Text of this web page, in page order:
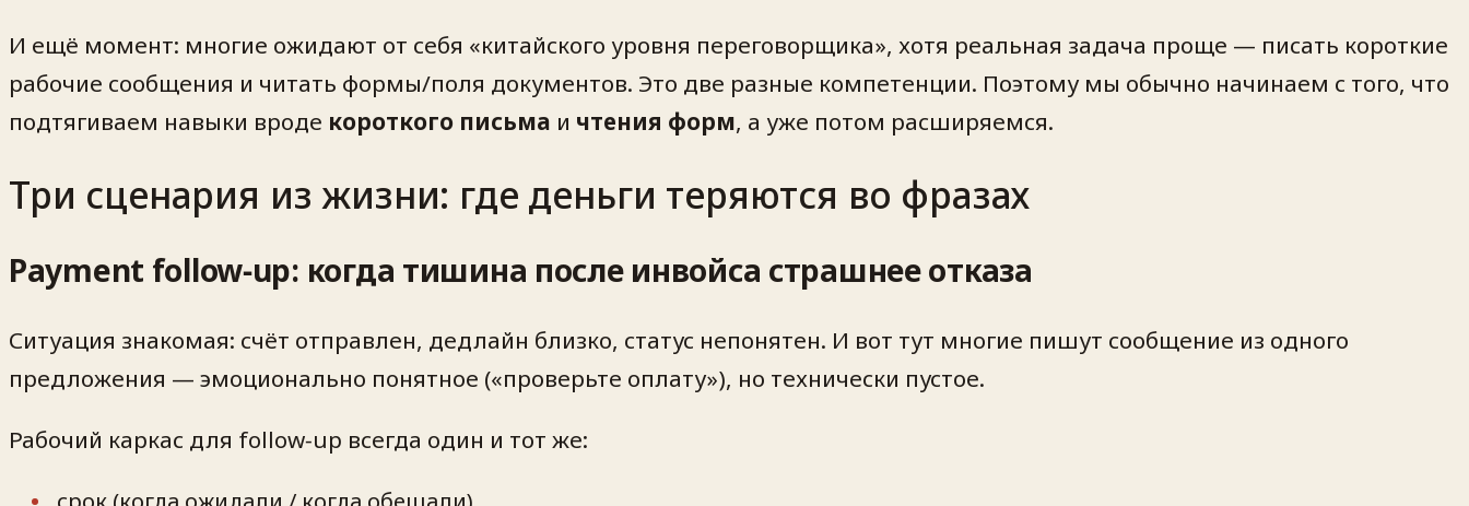
И ещё момент: многие ожидают от себя «китайского уровня переговорщика», хотя реальная задача проще — писать короткие
рабочие сообщения и читать формы/поля документов. Это две разные компетенции. Поэтому мы обычно начинаем с того, что
подтягиваем навыки вроде короткого письма и чтения форм, а уже потом расширяемся.
Три сценария из жизни: где деньги теряются во фразах
Payment follow‑up: когда тишина после инвойса страшнее отказа
Ситуация знакомая: счёт отправлен, дедлайн близко, статус непонятен. И вот тут многие пишут сообщение из одного
предложения — эмоционально понятное («проверьте оплату»), но технически пустое.
Рабочий каркас для follow‑up всегда один и тот же: